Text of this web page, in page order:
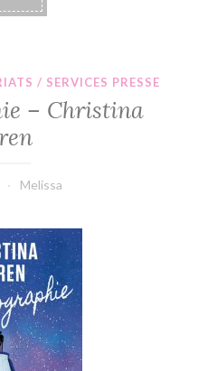
/ SERVICES PRESSE
– Christina
Melissa